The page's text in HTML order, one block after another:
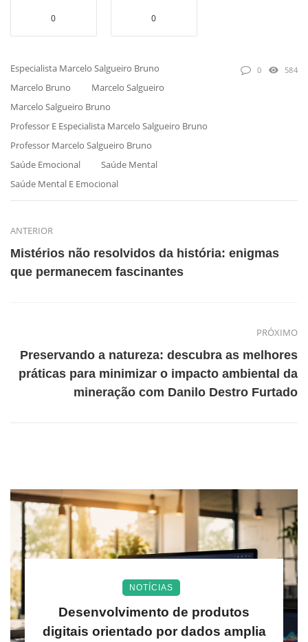
0 0
Especialista Marcelo Salgueiro Bruno
Marcelo Bruno
Marcelo Salgueiro
Marcelo Salgueiro Bruno
Professor E Especialista Marcelo Salgueiro Bruno
Professor Marcelo Salgueiro Bruno
Saúde Emocional
Saúde Mental
Saúde Mental E Emocional
0 584
ANTERIOR
Mistérios não resolvidos da história: enigmas
que permanecem fascinantes
PRÓXIMO
Preservando a natureza: descubra as melhores
práticas para minimizar o impacto ambiental da
mineração com Danilo Destro Furtado
NOTÍCIAS
Desenvolvimento de produtos
digitais orientado por dados amplia